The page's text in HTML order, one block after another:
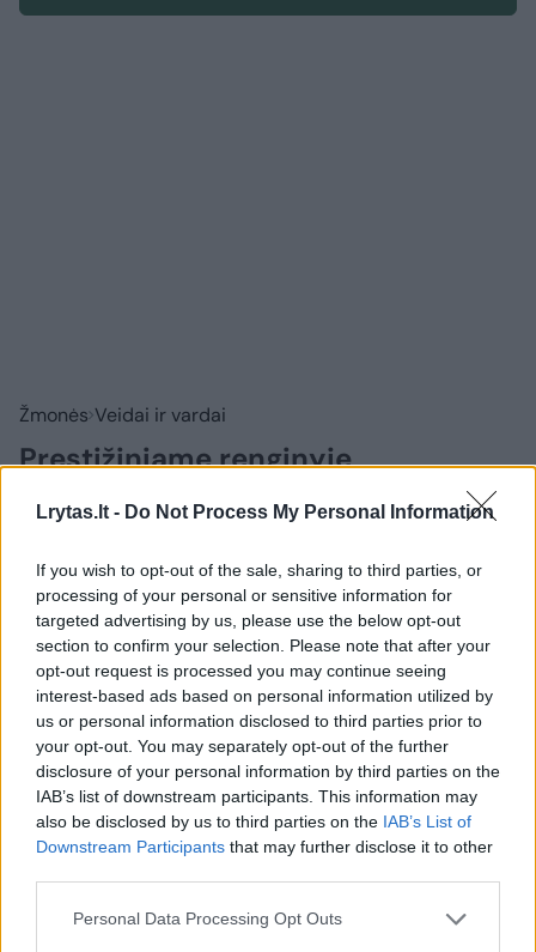
Lrytas.lt - Do Not Process My Personal Information
If you wish to opt-out of the sale, sharing to third parties, or
processing of your personal or sensitive information for
targeted advertising by us, please use the below opt-out
section to confirm your selection. Please note that after your
opt-out request is processed you may continue seeing
interest-based ads based on personal information utilized by
us or personal information disclosed to third parties prior to
your opt-out. You may separately opt-out of the further
disclosure of your personal information by third parties on the
IAB’s list of downstream participants. This information may
also be disclosed by us to third parties on the IAB’s List of
Downstream Participants that may further disclose it to other
Personal Data Processing Opt Outs
Žmonės Veidai ir vardai
Prestižiniame renginyje
pasirodžiusi Asta Valentaitė su
vyru kaustė žvilgsnius: „Trūksta
žodžių“(8)
2026 m. rugpjūčio 9 d. 15:34
Lrytas.lt
Manekenė Asta Valentaitė-Manchester
socialiniuose tinkluose pasidalijo naujomis
akimirkomis su vyru Glenu Manchesteriu.